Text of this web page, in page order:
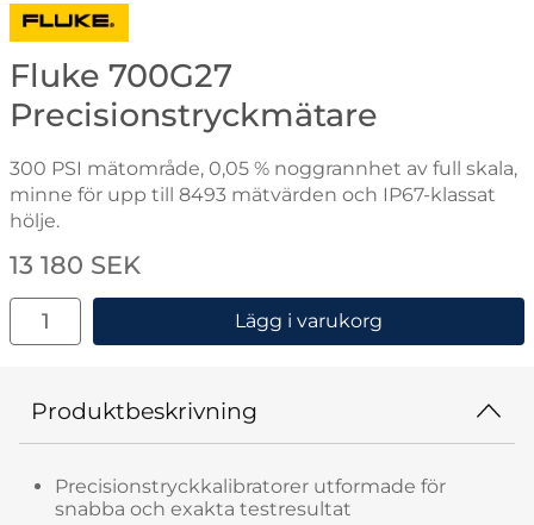
Gå till varumärkessidan för Fluke
Fluke 700G27
Precisionstryckmätare
300 PSI mätområde, 0,05 % noggrannhet av full skala,
minne för upp till 8493 mätvärden och IP67-klassat
hölje.
Handla denna produkt Fluke 700G27
pris
13 180 SEK
antal
Lägg i varukorg
Produktbeskrivning
Precisionstryckkalibratorer utformade för
snabba och exakta testresultat